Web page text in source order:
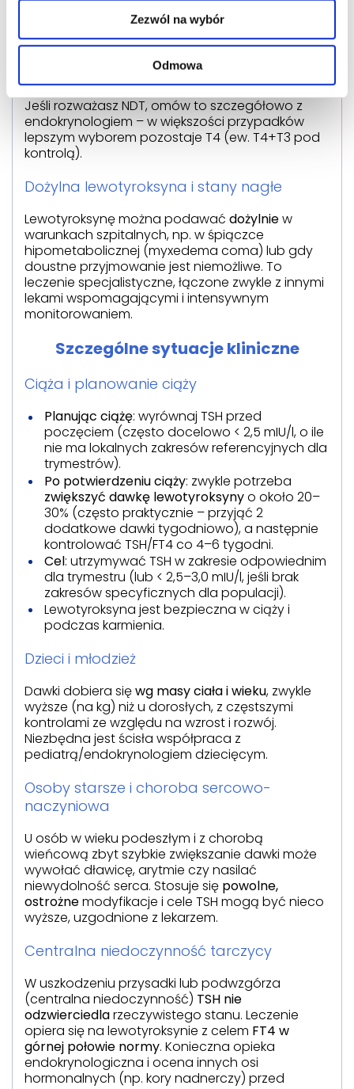
Zezwól na wybór
Odmowa
Wariabilność zawartości hormonów między
Ryzyko nadmiaru T3 i wahań stężeń.
Brak przewagi nad lewotyroksyną w
Jeśli rozważasz NDT, omów to szczegółowo z
endokrynologiem – w większości przypadków
lepszym wyborem pozostaje T4 (ew. T4+T3 pod
kontrolą).
Dożylna lewotyroksyna i stany nagłe
Lewotyroksynę można podawać dożylniew
warunkach szpitalnych, np. w śpiączce
hipometabolicznej (myxedema coma) lub gdy
doustne przyjmowanie jest niemożliwe. To
leczenie specjalistyczne, łączone zwykle z innymi
lekami wspomagającymi i intensywnym
monitorowaniem.
Szczególne sytuacje kliniczne
Ciąża i planowanie ciąży
Planując ciążę: wyrównaj TSH przed
poczęciem (często docelowo < 2,5 mIU/l, o ile
nie ma lokalnych zakresów referencyjnych dla
trymestrów).
Po potwierdzeniu ciąży: zwykle potrzeba
zwiększyć dawkę lewotyroksynyo około 20–
30% (często praktycznie – przyjąć 2
dodatkowe dawki tygodniowo), a następnie
kontrolować TSH/FT4 co 4–6 tygodni.
Cel: utrzymywać TSH w zakresie odpowiednim
dla trymestru (lub < 2,5–3,0 mIU/l, jeśli brak
zakresów specyficznych dla populacji).
Lewotyroksyna jest bezpieczna w ciąży i
podczas karmienia.
Dzieci i młodzież
Dawki dobiera sięwg masy ciała i wieku, zwykle
wyższe (na kg) niż u dorosłych, z częstszymi
kontrolami ze względu na wzrost i rozwój.
Niezbędna jest ścisła współpraca z
pediatrą/endokrynologiem dziecięcym.
Osoby starsze i choroba sercowo-
naczyniowa
U osób w wieku podeszłym i z chorobą
wieńcową zbyt szybkie zwiększanie dawki może
wywołać dławicę, arytmie czy nasilać
niewydolność serca. Stosuje się powolne,
ostrożnemodyfikacje i cele TSH mogą być nieco
wyższe, uzgodnione z lekarzem.
Centralna niedoczynność tarczycy
W uszkodzeniu przysadki lub podwzgórza
(centralna niedoczynność) TSH nie
odzwierciedlarzeczywistego stanu. Leczenie
opiera się na lewotyroksynie z celem FT4 w
górnej połowie normy. Konieczna opieka
endokrynologiczna i ocena innych osi
hormonalnych (np. kory nadnerczy) przed